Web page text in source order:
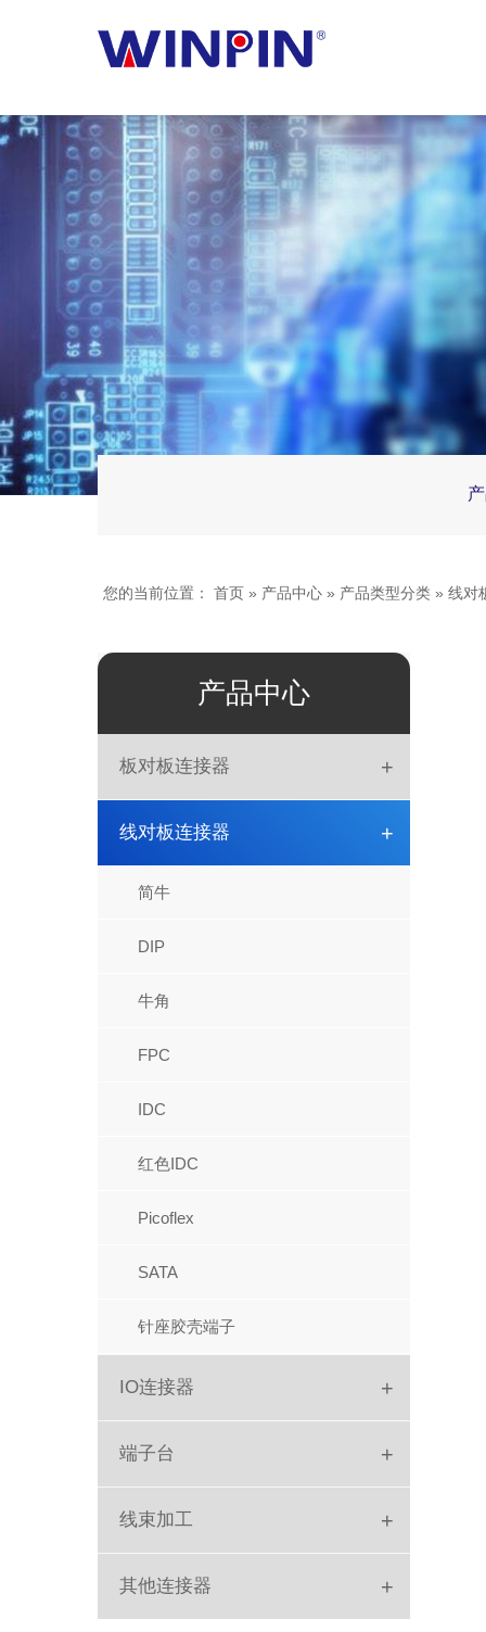
您的当前位置： 首页 » 产品中心 » 产品类型分类 » 线对
产品中心
板对板连接器 +
板对板
DIN41612
IC座
线对板连接器 +
简牛
DIP
牛角
FPC
IDC
红色IDC
Picoflex
SATA
针座胶壳端子
IO连接器 +
DC Jack
DVI
端子台 +
线束加工 +
排线
其他连接器 +